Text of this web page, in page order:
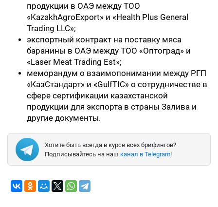
продукции в ОАЭ между ТОО
«KazakhAgroExport» и «Health Plus General
Trading LLC»;
экспортный контракт на поставку мяса
баранины в ОАЭ между ТОО «Оптоград» и
«Laser Meat Trading Est»;
меморандум о взаимопонимании между РГП
«КазСтандарт» и «GulfTIC» о сотрудничестве в
сфере сертификации казахстанской
продукции для экспорта в страны Залива и
другие документы.
Хотите быть всегда в курсе всех брифингов?
Подписывайтесь на наш канал в Telegram!